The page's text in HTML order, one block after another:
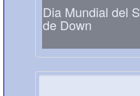
Dia Mundial del
de Down